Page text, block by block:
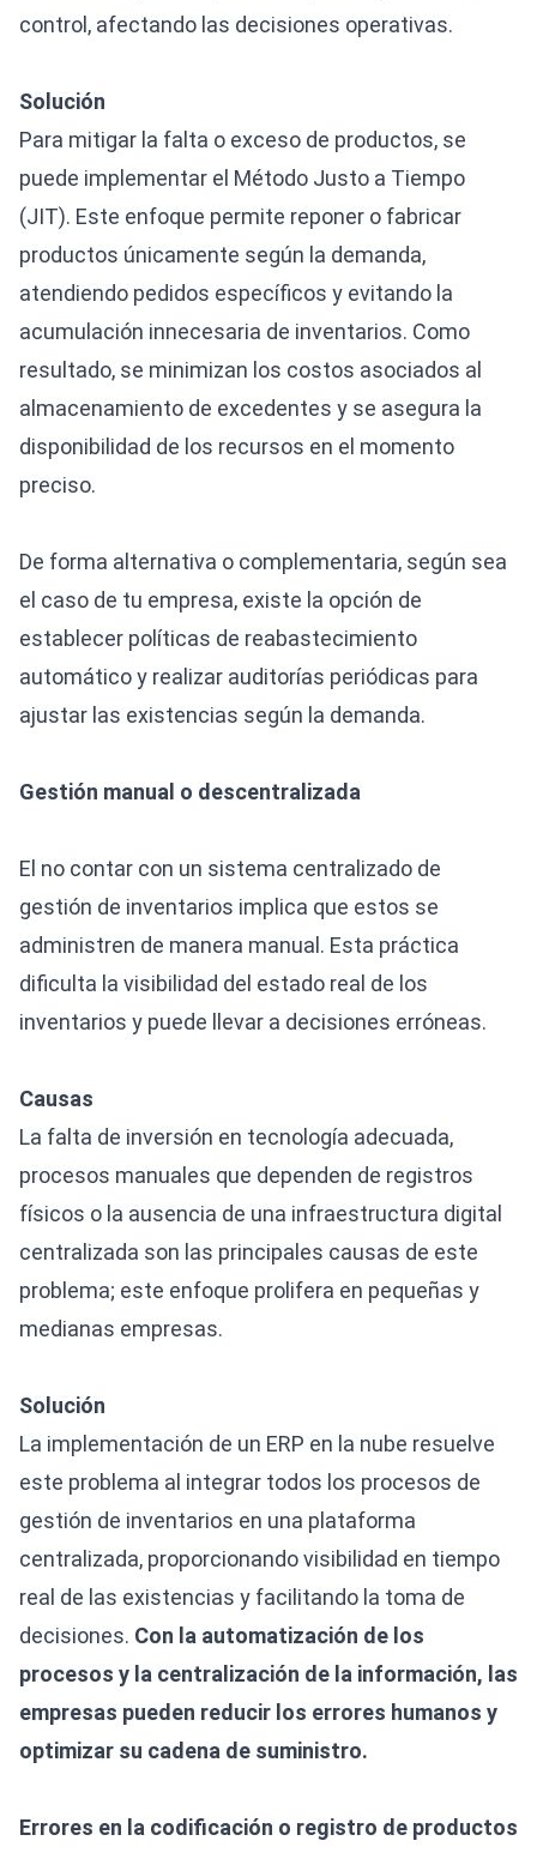
control, afectando las decisiones operativas.
Solución
Para mitigar la falta o exceso de productos, se
puede implementar el Método Justo a Tiempo
(JIT). Este enfoque permite reponer o fabricar
productos únicamente según la demanda,
atendiendo pedidos específicos y evitando la
acumulación innecesaria de inventarios. Como
resultado, se minimizan los costos asociados al
almacenamiento de excedentes y se asegura la
disponibilidad de los recursos en el momento
preciso.
De forma alternativa o complementaria, según sea
el caso de tu empresa, existe la opción de
establecer políticas de reabastecimiento
automático y realizar auditorías periódicas para
ajustar las existencias según la demanda.
Gestión manual o descentralizada
El no contar con un sistema centralizado de
gestión de inventarios implica que estos se
administren de manera manual. Esta práctica
dificulta la visibilidad del estado real de los
inventarios y puede llevar a decisiones erróneas.
Causas
La falta de inversión en tecnología adecuada,
procesos manuales que dependen de registros
físicos o la ausencia de una infraestructura digital
centralizada son las principales causas de este
problema; este enfoque prolifera en pequeñas y
medianas empresas.
Solución
La implementación de un ERP en la nube resuelve
este problema al integrar todos los procesos de
gestión de inventarios en una plataforma
centralizada, proporcionando visibilidad en tiempo
real de las existencias y facilitando la toma de
decisiones. Con la automatización de los
procesos y la centralización de la información, las
empresas pueden reducir los errores humanos y
optimizar su cadena de suministro.
Errores en la codificación o registro de productos